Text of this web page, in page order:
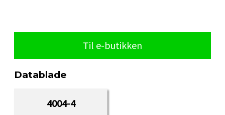
Til e-butikken
Datablade
4004-4